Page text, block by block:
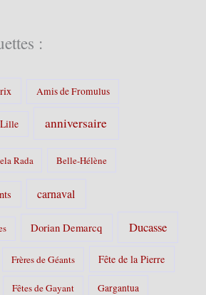
:
Amis de Fromulus
Lille anniversaire
Rada Belle-Hélène
carnaval
Dorian Demarcq Ducasse
Frères de Géants Fête de la Pierre
Fêtes de Gayant Gargantua